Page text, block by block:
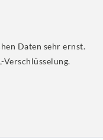
Daten sehr ernst.
Verschlüsselung.